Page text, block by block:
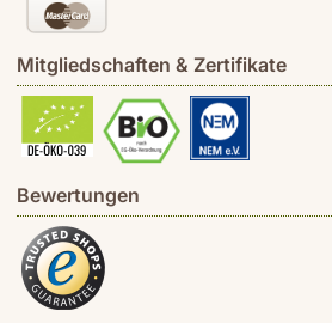
Mitgliedschaften & Zertifikate
Bewertungen